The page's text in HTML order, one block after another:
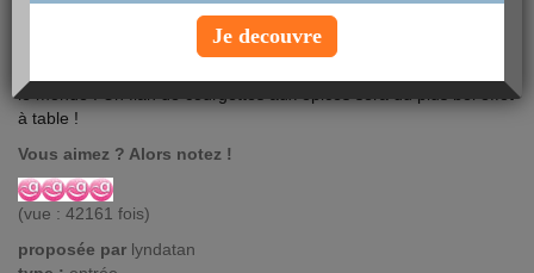
le monde ! Un flan de courgettes aux épices sera du plus bel effet
à table !
Vous aimez ? Alors notez !
(vue : 42161 fois)
proposée par lyndatan
Je decouvre